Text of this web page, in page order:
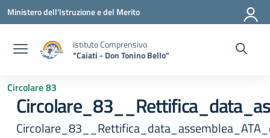
Vai ai contenuti
Vai al menu di navigazione
Vai al footer
Ministero dell'Istruzione e del Merito
Istituto Comprensivo
"Caiati - Don Tonino Bello"
Circolare 83